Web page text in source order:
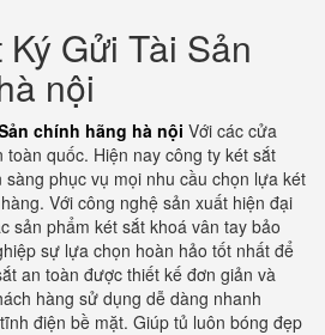
Gửi Tài Sản
nội
chính hãng hà nội Với các cửa
quốc. Hiện nay công ty két sắt
phục vụ mọi nhu cầu chọn lựa két
Với công nghệ sản xuất hiện đại
sản phẩm két sắt khoá vân tay bảo
sự lựa chọn hoàn hảo tốt nhất để
an toàn được thiết kế đơn giản và
hàng sử dụng dễ dàng nhanh
điện bề mặt. Giúp tủ luôn bóng đẹp